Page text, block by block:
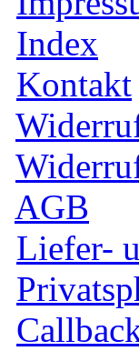
Index
Kontakt
AGB
Liefer-